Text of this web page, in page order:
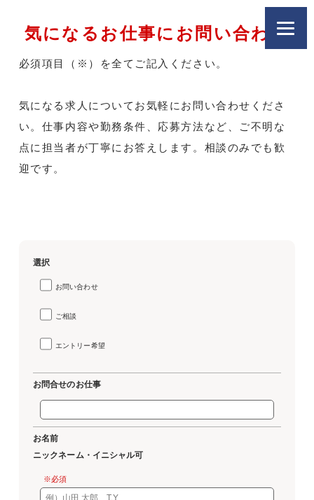
気になるお仕事にお問い合わせ
必須項目（※）を全てご記入ください。
気になる求人についてお気軽にお問い合わせくださ
い。仕事内容や勤務条件、応募方法など、ご不明な
点に担当者が丁寧にお答えします。相談のみでも歓
迎です。
選択
お問い合わせ
ご相談
エントリー希望
お問合せのお仕事
お名前
ニックネーム・イニシャル可
※必須